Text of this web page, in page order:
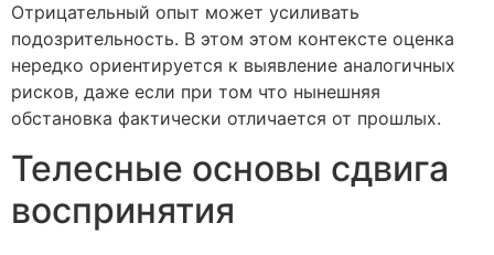
Отрицательный опыт может усиливать
подозрительность. В этом этом контексте оценка
нередко ориентируется к выявление аналогичных
рисков, даже если при том что нынешняя
обстановка фактически отличается от прошлых.
Телесные основы сдвига
воспринятия